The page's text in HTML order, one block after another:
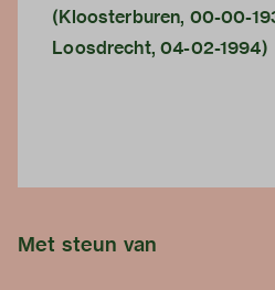
(Kloosterburen, 00-00-
Loosdrecht, 04-02-1994)
Met steun van